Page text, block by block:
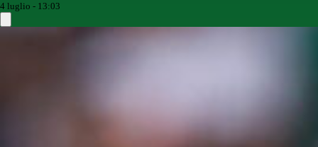
4 luglio - 13:03